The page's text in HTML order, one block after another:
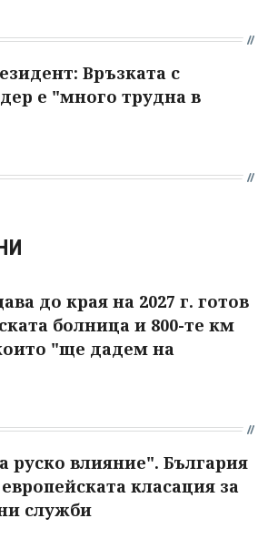
Връзката с
е "много трудна в
до края на 2027 г. готов
болница и 800-те км
"ще дадем на
руско влияние". България
класация за
служби